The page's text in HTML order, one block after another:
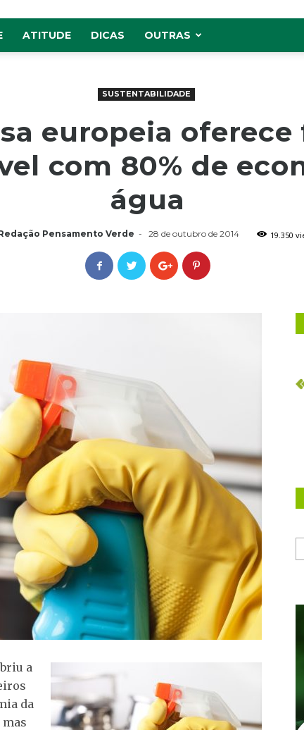
ATITUDE DICAS OUTRAS
SUSTENTABILIDADE
europeia oferece
com 80% de
água
Pensamento Verde - 28 de outubro de 2014 19.350
a
da
mas